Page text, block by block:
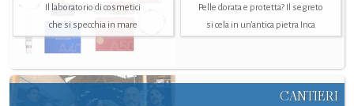
Il laboratorio di cosmetici
che si specchia in mare
Pelle dorata e protetta? Il segreto
si cela in un’antica pietra Inca
CANTIERI